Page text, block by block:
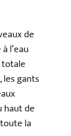
de
l’eau
les gants
haut de
la